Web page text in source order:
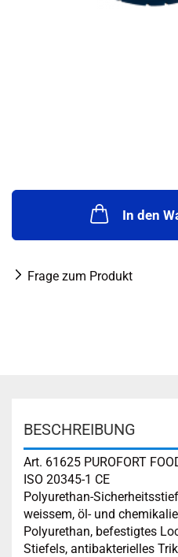
In den
Frage zum Produkt
BESCHREIBUNG
Art. 61625 PUROFORT
ISO 20345-1 CE
‌Polyurethan-
weissem, öl- und
Polyurethan, befestigtes
Stiefels, antibakterielles